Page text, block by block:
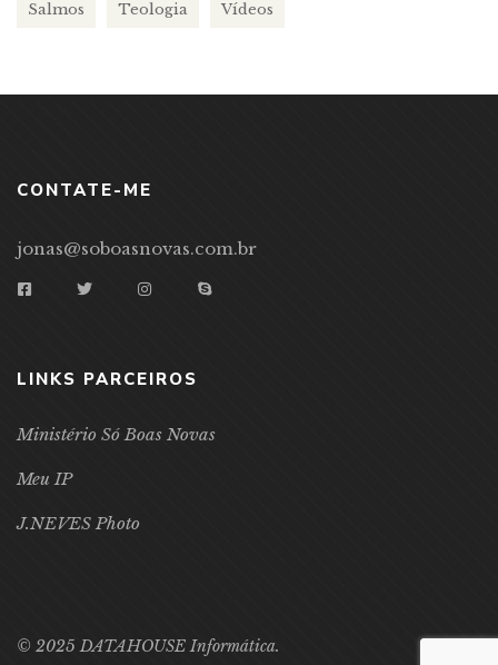
Salmos Teologia Vídeos
CONTATE-ME
jonas@soboasnovas.com.br
LINKS PARCEIROS
Ministério Só Boas Novas
Meu IP
J.NEVES Photo
© 2025 DATAHOUSE Informática.